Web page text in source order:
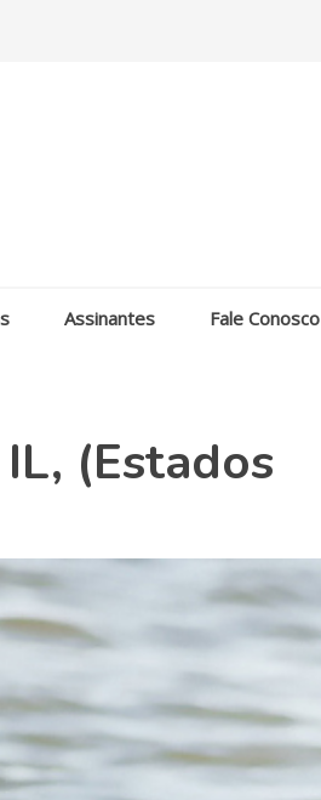
Assinantes Fale Conosco
(Estados